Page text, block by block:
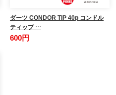
ダーツ CONDOR TIP 40p コンドル
ティップ …
600円